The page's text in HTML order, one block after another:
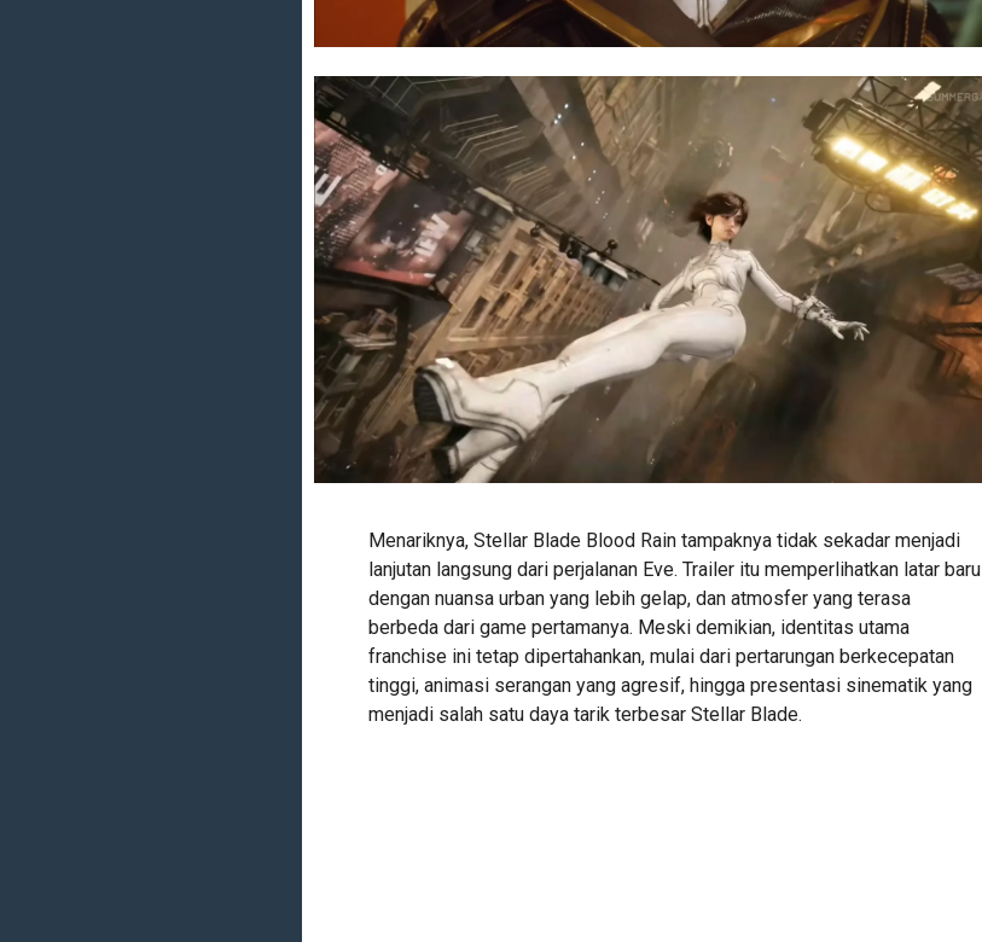
Menariknya, Stellar Blade Blood Rain tampaknya tidak sekadar menjadi
lanjutan langsung dari perjalanan Eve. Trailer itu memperlihatkan latar baru
dengan nuansa urban yang lebih gelap, dan atmosfer yang terasa
berbeda dari game pertamanya. Meski demikian, identitas utama
franchise ini tetap dipertahankan, mulai dari pertarungan berkecepatan
tinggi, animasi serangan yang agresif, hingga presentasi sinematik yang
menjadi salah satu daya tarik terbesar Stellar Blade.